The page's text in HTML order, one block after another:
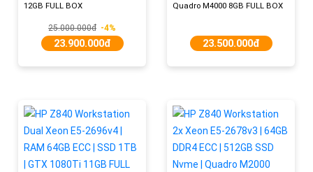
12GB FULL BOX
25.000.000đ -4%
23.900.000đ
Quadro M4000 8GB FULL BOX
23.500.000đ